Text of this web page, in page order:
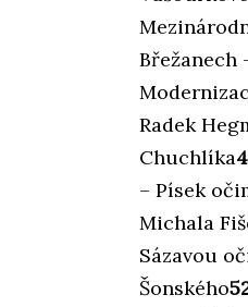
Břežanech
Radek
Chuchlíka
– Písek
Michala
Sázavou
Šonského